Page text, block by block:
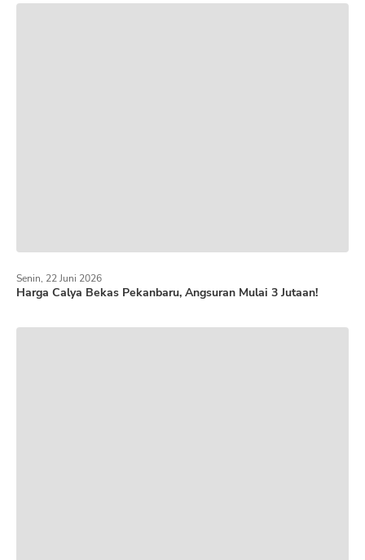
Harga Calya Bekas Pekanbaru, Angsuran Mulai 3 Jutaan!
Senin, 22 Juni 2026